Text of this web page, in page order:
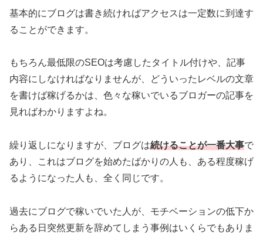
基本的にブログは書き続ければアクセスは一定数に到達す
ることができます。
もちろん最低限のSEOは考慮したタイトル付けや、記事
内容にしなければなりませんが、どういったレベルの文章
を書けば稼げるかは、色々な稼いでいるブロガーの記事を
見ればわかりますよね。
繰り返しになりますが、ブログは続けることが一番大事で
あり、これはブログを始めたばかりの人も、ある程度稼げ
るようになった人も、全く同じです。
過去にブログで稼いでいた人が、モチベーションの低下か
らある日突然更新を辞めてしまう事例はいくらでもありま